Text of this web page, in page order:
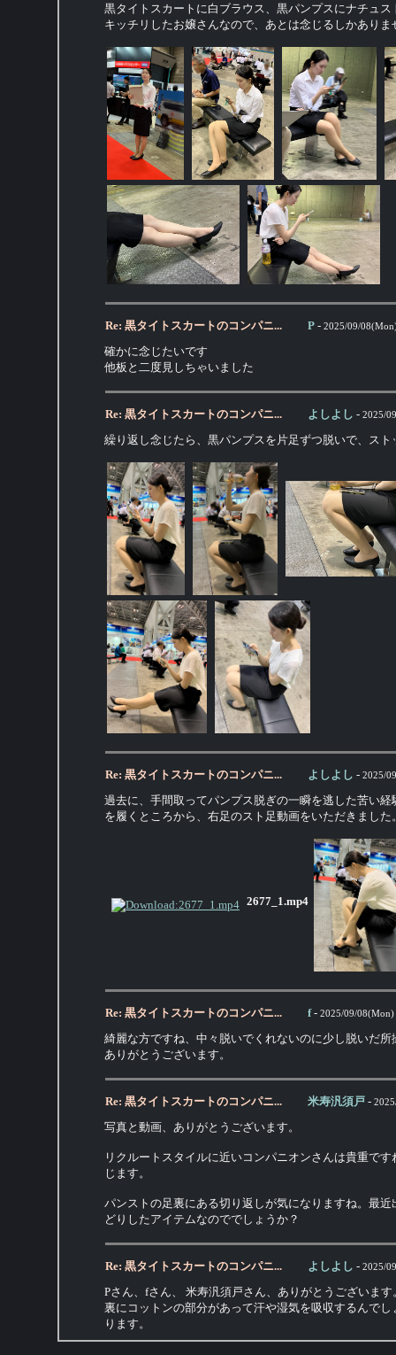
黒タイトスカートに白ブラウス、黒パンプスにナチュ
キッチリしたお嬢さんなので、あとは念じるしかありま
Re: 黒タイトスカートのコンパニ... P - 2025/09/
確かに念じたいです
他板と二度見しちゃいました
Re: 黒タイトスカートのコンパニ... よしよし - 2025/
繰り返し念じたら、黒パンプスを片足ずつ脱いで、ス
Re: 黒タイトスカートのコンパニ... よしよし - 2025/
過去に、手間取ってパンプス脱ぎの一瞬を逃した苦い
を履くところから、右足のスト足動画をいただきました
2677_1.mp4
Re: 黒タイトスカートのコンパニ... f- 2025/09/08(Mon)
綺麗な方ですね、中々脱いでくれないのに少し脱いだ
ありがとうございます。
Re: 黒タイトスカートのコンパニ... 米寿汎須戸 -
写真と動画、ありがとうございます。
リクルートスタイルに近いコンパニオンさんは貴重で
じます。
パンストの足裏にある切り返しが気になりますね。最
どりしたアイテムなのででしょうか？
Re: 黒タイトスカートのコンパニ... よしよし - 2025/
Pさん、fさん、 米寿汎須戸さん、ありがとうございま
裏にコットンの部分があって汗や湿気を吸収するんで
ります。